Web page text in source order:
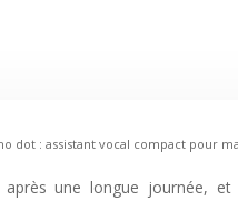
dot : assistant vocal compact pour